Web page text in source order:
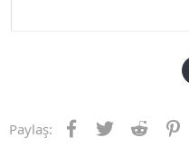
Paylaş: Facebook
TwitterReddit